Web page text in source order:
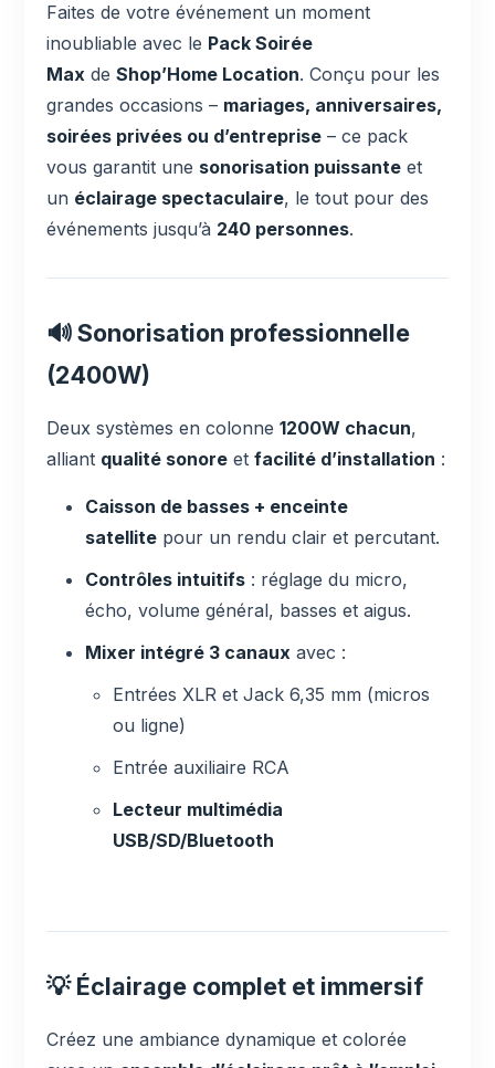
Faites de votre événement un moment
inoubliable avec le Pack Soirée
Max deShop’Home Location. Conçu pour les
grandes occasions – mariages, anniversaires,
soirées privées ou d’entreprise – ce pack
vous garantit une sonorisation puissante et
un éclairage spectaculaire, le tout pour des
événements jusqu’à 240 personnes.
🔊 Sonorisation professionnelle
(2400W)
Deux systèmes en colonne1200W chacun,
alliant qualité sonore etfacilité d’installation :
Caisson de basses + enceinte
satellite pour un rendu clair et percutant.
Contrôles intuitifs : réglage du micro,
écho, volume général, basses et aigus.
Mixer intégré 3 canaux avec :
Entrées XLR et Jack 6,35 mm (micros
ou ligne)
Entrée auxiliaire RCA
Lecteur multimédia
USB/SD/Bluetooth
💡 Éclairage complet et immersif
Créez une ambiance dynamique et colorée